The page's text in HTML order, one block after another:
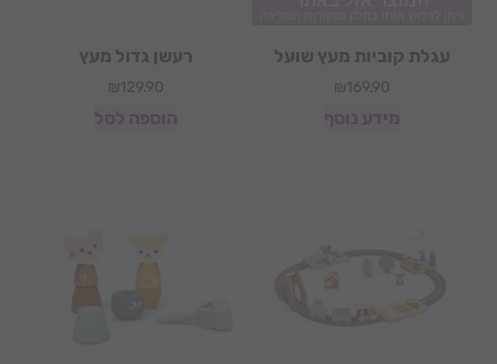
עגלת קוביות מעץ שועל
₪169.90
רעשן גדול מעץ
₪129.90